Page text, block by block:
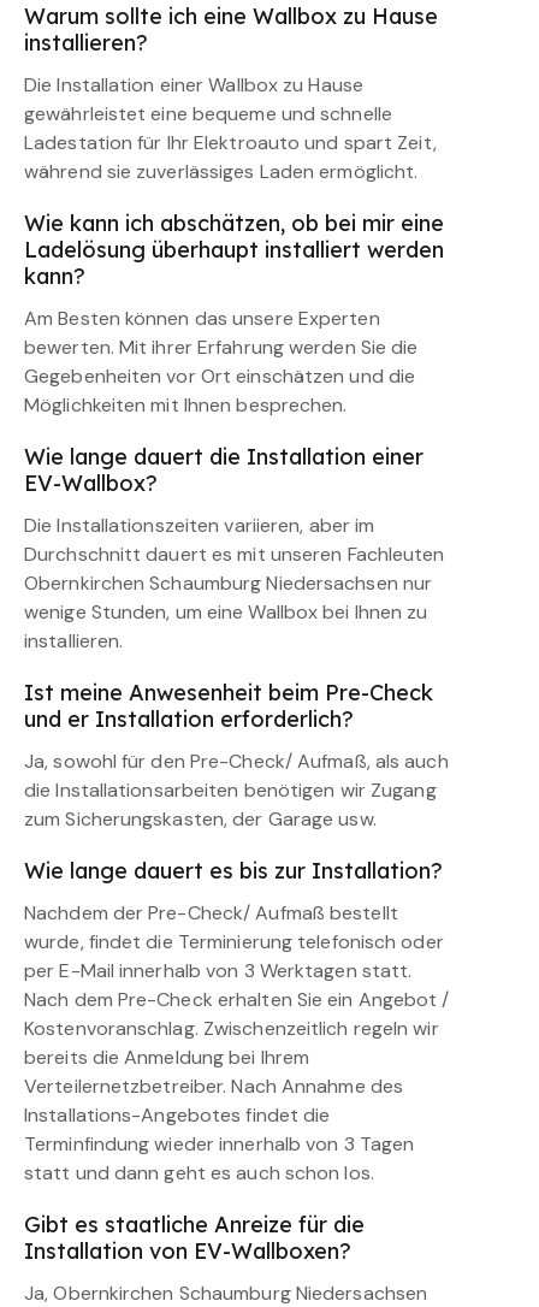
Warum sollte ich eine Wallbox zu Hause
installieren?
Die Installation einer Wallbox zu Hause
gewährleistet eine bequeme und schnelle
Ladestation für Ihr Elektroauto und spart Zeit,
während sie zuverlässiges Laden ermöglicht.
Wie kann ich abschätzen, ob bei mir eine
Ladelösung überhaupt installiert werden
kann?
Am Besten können das unsere Experten
bewerten. Mit ihrer Erfahrung werden Sie die
Gegebenheiten vor Ort einschätzen und die
Möglichkeiten mit Ihnen besprechen.
Wie lange dauert die Installation einer
EV-Wallbox?
Die Installationszeiten variieren, aber im
Durchschnitt dauert es mit unseren Fachleuten
Obernkirchen Schaumburg Niedersachsen nur
wenige Stunden, um eine Wallbox bei Ihnen zu
installieren.
Ist meine Anwesenheit beim Pre-Check
und er Installation erforderlich?
Ja, sowohl für den Pre-Check/ Aufmaß, als auch
die Installationsarbeiten benötigen wir Zugang
zum Sicherungskasten, der Garage usw.
Wie lange dauert es bis zur Installation?
Nachdem der Pre-Check/ Aufmaß bestellt
wurde, findet die Terminierung telefonisch oder
per E-Mail innerhalb von 3 Werktagen statt.
Nach dem Pre-Check erhalten Sie ein Angebot /
Kostenvoranschlag. Zwischenzeitlich regeln wir
bereits die Anmeldung bei Ihrem
Verteilernetzbetreiber. Nach Annahme des
Installations-Angebotes findet die
Terminfindung wieder innerhalb von 3 Tagen
statt und dann geht es auch schon los.
Gibt es staatliche Anreize für die
Installation von EV-Wallboxen?
Ja, Obernkirchen Schaumburg Niedersachsen